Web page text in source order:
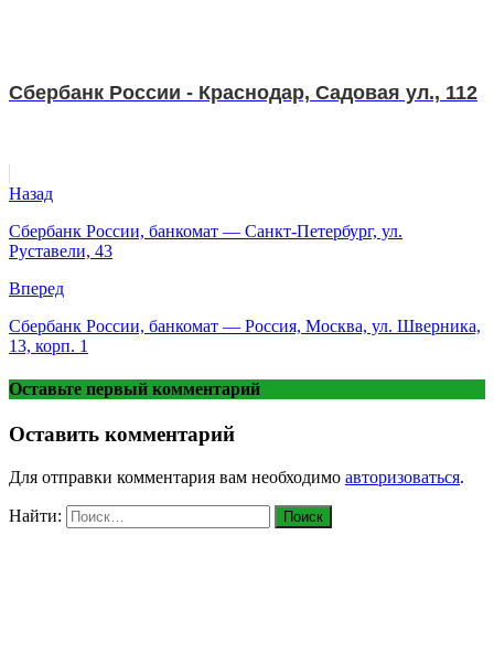
Сбербанк России - Краснодар, Садовая ул., 112
Назад
Сбербанк России, банкомат — Санкт-Петербург, ул.
Руставели, 43
Вперед
Сбербанк России, банкомат — Россия, Москва, ул. Шверника,
13, корп. 1
Оставьте первый комментарий
Оставить комментарий
Для отправки комментария вам необходимо авторизоваться.
Найти: